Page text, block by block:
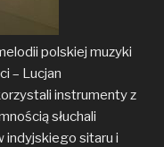
polskiej muzyki
– Lucjan
instrumenty z
słuchali
sitaru i